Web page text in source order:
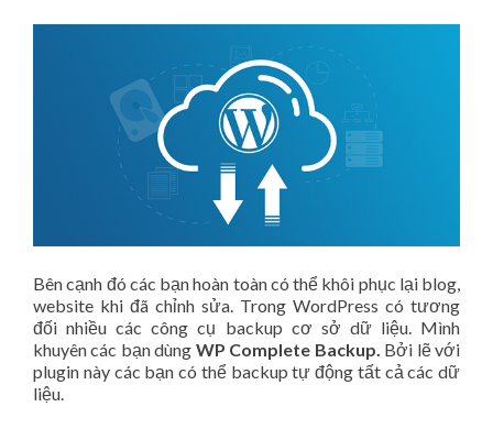
Bên cạnh đó các bạn hoàn toàn có thể khôi phục lại blog,
website khi đã chỉnh sửa. Trong WordPress có tương
đối nhiều các công cụ backup cơ sở dữ liệu. Mình
khuyên các bạn dùng WP Complete Backup. Bởi lẽ với
plugin này các bạn có thể backup tự động tất cả các dữ
liệu.